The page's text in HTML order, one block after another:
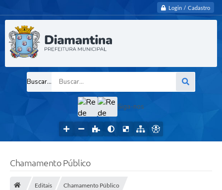
Login / Cadastro
Buscar...
Siga-nos
Chamamento Público
Editais Chamamento Público